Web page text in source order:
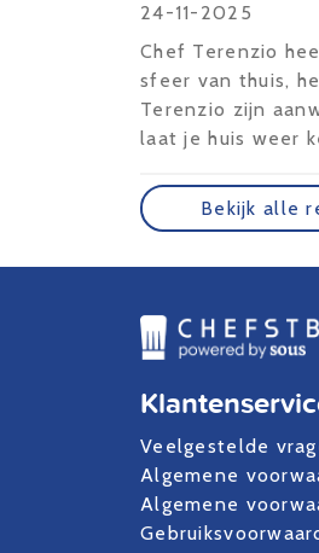
24-11-2025
Chef Terenzio
sfeer van thuis,
Terenzio zijn
laat je huis weer
Bekijk alle
Veelgestelde
Algemene
Algemene